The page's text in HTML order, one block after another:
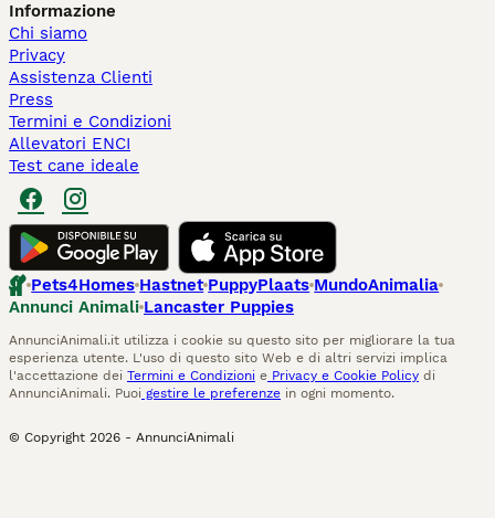
Informazione
Chi siamo
Privacy
Assistenza Clienti
Press
Termini e Condizioni
Allevatori ENCI
Test cane ideale
Pets4Homes Hastnet PuppyPlaats MundoAnimalia
Annunci Animali Lancaster Puppies
AnnunciAnimali.it utilizza i cookie su questo sito per migliorare la tua
esperienza utente. L'uso di questo sito Web e di altri servizi implica
l'accettazione dei Termini e Condizioni e Privacy e Cookie Policy di
AnnunciAnimali. Puoi gestire le preferenze in ogni momento.
© Copyright 2026 - AnnunciAnimali